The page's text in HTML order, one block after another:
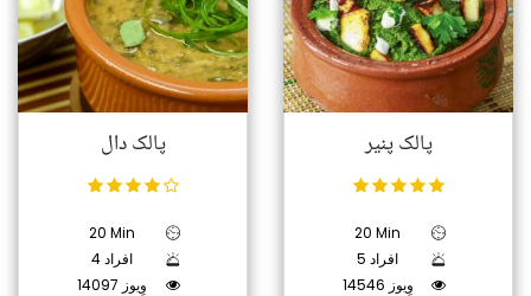
پالک دال
20 Min
4 افراد
14097 وِیوز
پالک پنیر
20 Min
5 افراد
14546 وِیوز